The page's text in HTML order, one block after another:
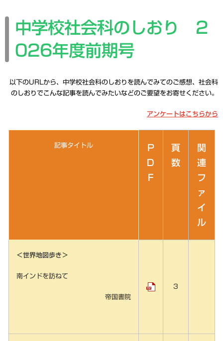
中学校社会科のしおり 2
026年度前期号
以下のURLから、中学校社会科のしおりを読んでみてのご感想、社会科
のしおりでこんな記事を読んでみたいなどのご要望をお寄せください。
アンケートはこちらから
記事タイトル
P
D
F
頁
数
関
連
フ
ァ
イ
ル
＜世界地図歩き＞
南インドを訪ねて
帝国書院
3